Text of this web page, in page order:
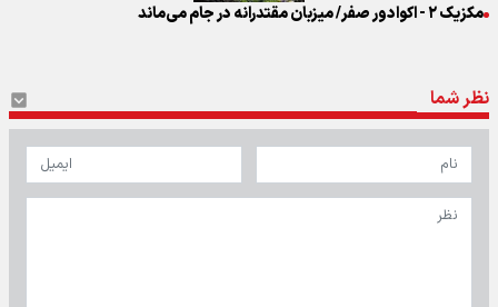
مکزیک ۲ - اکوادور صفر/ میزبان مقتدرانه در جام می‌ماند
نظر شما